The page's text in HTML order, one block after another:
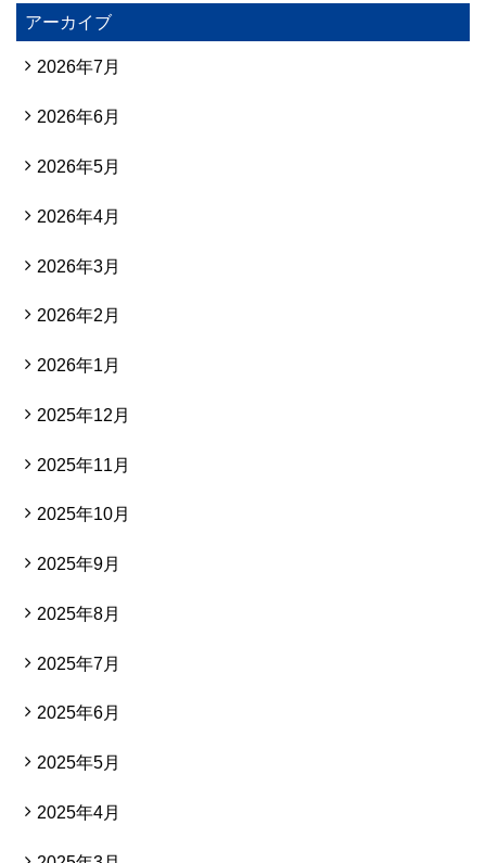
アーカイブ
2026年7月
2026年6月
2026年5月
2026年4月
2026年3月
2026年2月
2026年1月
2025年12月
2025年11月
2025年10月
2025年9月
2025年8月
2025年7月
2025年6月
2025年5月
2025年4月